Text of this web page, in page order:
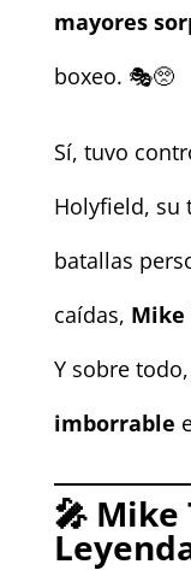
mayores
boxeo. 🎭🥺
Sí, tuvo
Holyfield, su
batallas
caídas, Mike
Y sobre todo,
imborrable
🎤 Mike